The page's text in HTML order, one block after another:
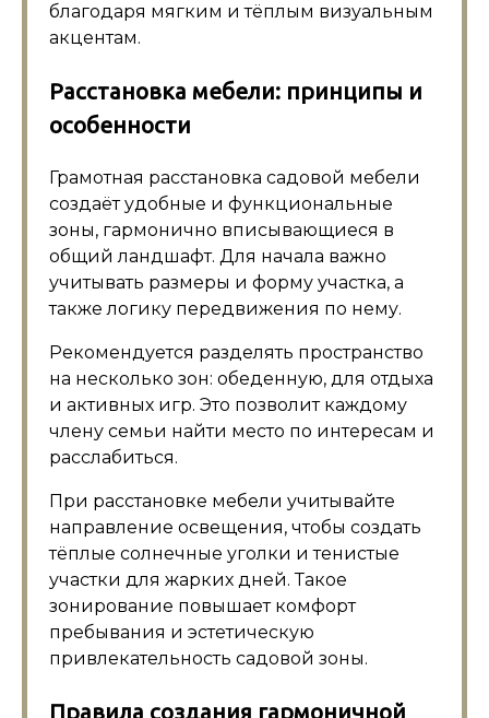
благодаря мягким и тёплым визуальным
акцентам.
Расстановка мебели: принципы и
особенности
Грамотная расстановка садовой мебели
создаёт удобные и функциональные
зоны, гармонично вписывающиеся в
общий ландшафт. Для начала важно
учитывать размеры и форму участка, а
также логику передвижения по нему.
Рекомендуется разделять пространство
на несколько зон: обеденную, для отдыха
и активных игр. Это позволит каждому
члену семьи найти место по интересам и
расслабиться.
При расстановке мебели учитывайте
направление освещения, чтобы создать
тёплые солнечные уголки и тенистые
участки для жарких дней. Такое
зонирование повышает комфорт
пребывания и эстетическую
привлекательность садовой зоны.
Правила создания гармоничной